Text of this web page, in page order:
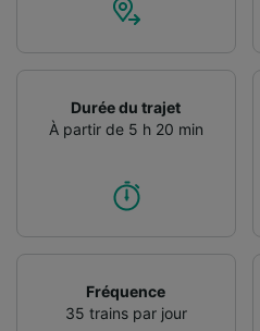
Durée du trajet
À partir de 5 h 20 min
Fréquence
35 trains par jour